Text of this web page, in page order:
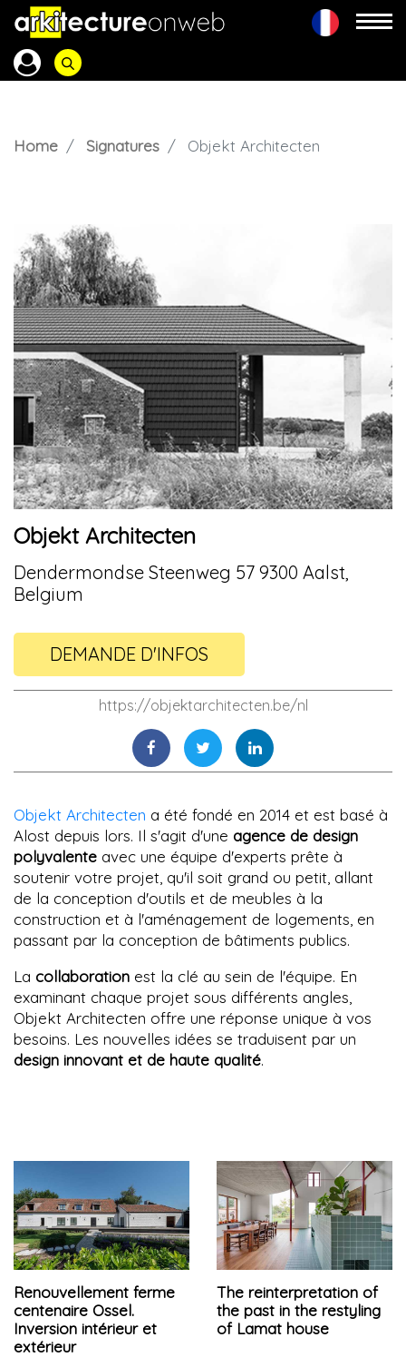
Home Signatures Objekt Architecten
Objekt Architecten
Dendermondse Steenweg 57 9300 Aalst,
Belgium
DEMANDE D'INFOS
https://objektarchitecten.be/nl
Objekt Architecten a été fondé en 2014 et est basé à
Alost depuis lors. Il s'agit d'une agence de design
polyvalente avec une équipe d'experts prête à
soutenir votre projet, qu'il soit grand ou petit, allant
de la conception d'outils et de meubles à la
construction et à l'aménagement de logements, en
passant par la conception de bâtiments publics.
La collaboration est la clé au sein de l'équipe. En
examinant chaque projet sous différents angles,
Objekt Architecten offre une réponse unique à vos
besoins. Les nouvelles idées se traduisent par un
design innovant et de haute qualité.
Renouvellement ferme
centenaire Ossel.
Inversion intérieur et
extérieur
The reinterpretation of
the past in the restyling
of Lamat house